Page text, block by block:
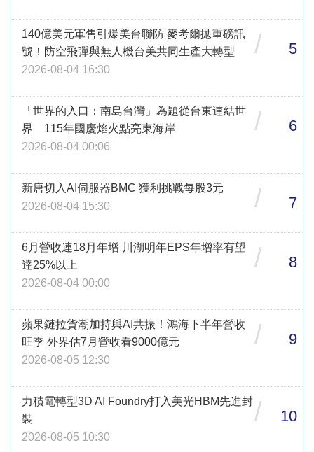
140億美元軍售引爆美台聯防 麥考爾拋重磅訊
號！防空飛彈與無人機台美共同生產大轉型
2026-08-04 16:30
/ 5
「世界的入口：南島台灣」為題從台東連結世
界 115年國慶焰火點亮東海岸
2026-08-04 00:06
/ 6
新唐切入AI伺服器BMC 獲利挑戰每股3元
2026-08-04 15:30
/ 7
6月營收連18月年增 川湖明年EPS年增率有望
達25%以上
2026-08-04 00:00
/ 8
蘋果鏈拉貨潮加持與AI共振！鴻海下半年營收
旺季 外界估7月營收看9000億元
2026-08-05 12:30
/ 9
力積電轉型3D AI Foundry打入美光HBM先進封
裝
2026-08-05 10:30
/ 10